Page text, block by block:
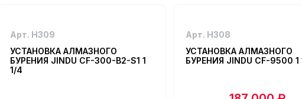
Арт. Н309
УСТАНОВКА АЛМАЗНОГО
БУРЕНИЯ JINDU CF-300-B2-S1 1
1/4
Арт. Н308
УСТАНОВКА АЛМАЗНОГО
БУРЕНИЯ JINDU CF-9500 1